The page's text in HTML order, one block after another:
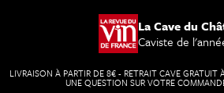
La Cave du
Caviste de
LIVRAISON À PARTIR DE 8€ - RETRAIT CAVE GRATUIT
UNE QUESTION SUR VOTRE